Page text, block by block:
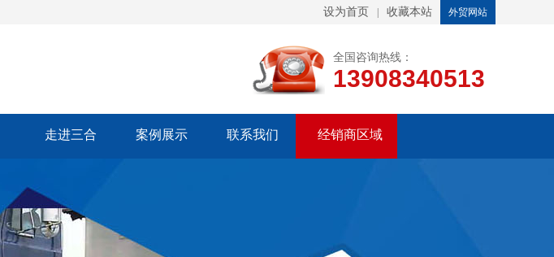
外贸网站
收藏本站
设为首页
全国咨询热线：
13908340513
走进三合 案例展示 联系我们 经销商区域